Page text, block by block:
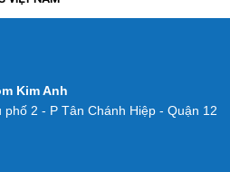
Kim Anh
2 - P Tân Chánh Hiệp - Quận 12